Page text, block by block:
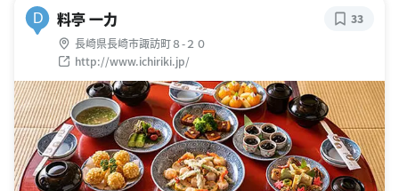
D 料亭 一力
長崎県長崎市諏訪町８-２０
http://www.ichiriki.jp/
33